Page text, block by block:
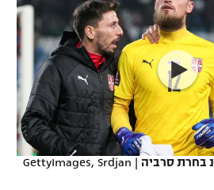
בחרת סרביה |
GettyImages, Srdjan